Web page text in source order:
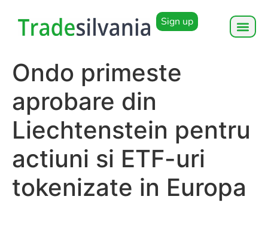
Sign up
Ondo primeste
aprobare din
Liechtenstein pentru
actiuni si ETF-uri
tokenizate in Europa